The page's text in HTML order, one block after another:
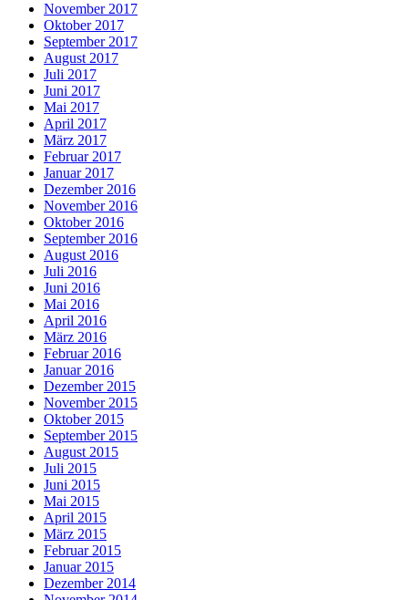
November 2017
Oktober 2017
September 2017
August 2017
Juli 2017
Juni 2017
Mai 2017
April 2017
März 2017
Februar 2017
Januar 2017
Dezember 2016
November 2016
Oktober 2016
September 2016
August 2016
Juli 2016
Juni 2016
Mai 2016
April 2016
März 2016
Februar 2016
Januar 2016
Dezember 2015
November 2015
Oktober 2015
September 2015
August 2015
Juli 2015
Juni 2015
Mai 2015
April 2015
März 2015
Februar 2015
Januar 2015
Dezember 2014